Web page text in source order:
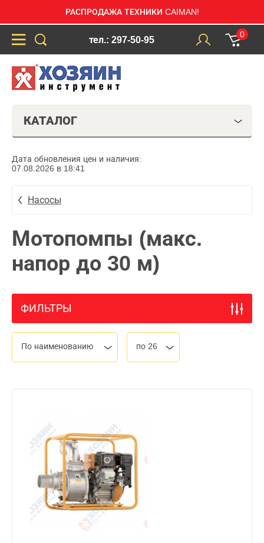
РАСПРОДАЖА ТЕХНИКИ CAIMAN!
тел.: 297-50-95
0
КАТАЛОГ
Дата обновления цен и наличия:
07.08.2026 в 18:41
Насосы
Мотопомпы (макс.
напор до 30 м)
ФИЛЬТРЫ
По наименованию по 26